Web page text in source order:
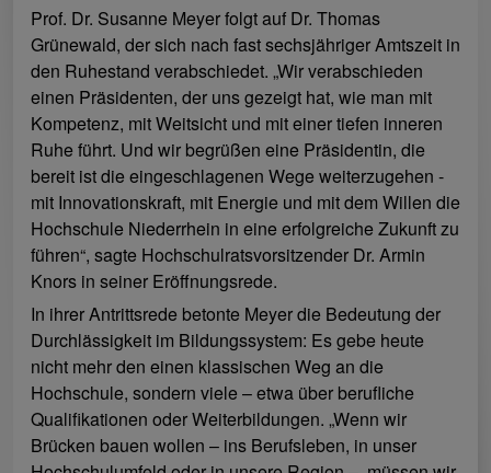
Prof. Dr. Susanne Meyer folgt auf Dr. Thomas
Grünewald, der sich nach fast sechsjähriger Amtszeit in
den Ruhestand verabschiedet. „Wir verabschieden
einen Präsidenten, der uns gezeigt hat, wie man mit
Kompetenz, mit Weitsicht und mit einer tiefen inneren
Ruhe führt. Und wir begrüßen eine Präsidentin, die
bereit ist die eingeschlagenen Wege weiterzugehen -
mit Innovationskraft, mit Energie und mit dem Willen die
Hochschule Niederrhein in eine erfolgreiche Zukunft zu
führen“, sagte Hochschulratsvorsitzender Dr. Armin
Knors in seiner Eröffnungsrede.
In ihrer Antrittsrede betonte Meyer die Bedeutung der
Durchlässigkeit im Bildungssystem: Es gebe heute
nicht mehr den einen klassischen Weg an die
Hochschule, sondern viele – etwa über berufliche
Qualifikationen oder Weiterbildungen. „Wenn wir
Brücken bauen wollen – ins Berufsleben, in unser